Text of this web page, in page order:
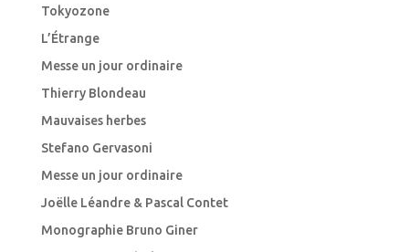
Tokyozone
L’Étrange
Messe un jour ordinaire
Thierry Blondeau
Mauvaises herbes
Stefano Gervasoni
Messe un jour ordinaire
Joëlle Léandre & Pascal Contet
Monographie Bruno Giner